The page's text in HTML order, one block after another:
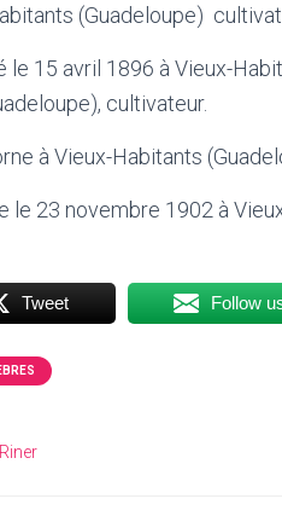
(Guadeloupe)
le 15 avril 1896 à Vieux-
cultivateur.
à Vieux-Habitants
le 23 novembre 1902 à
Tweet Follow